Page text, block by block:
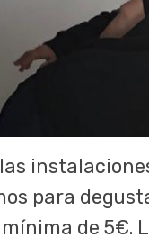
para
de 5€.